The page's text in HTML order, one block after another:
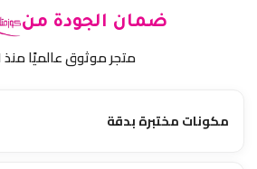
ضمان الجودة من
متجر موثوق عالميًا منذ 2021
مكونات مختبرة بدقة